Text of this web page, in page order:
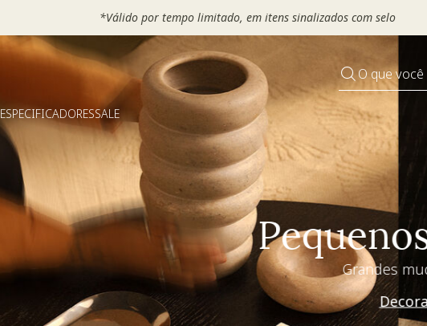
Escolha seu VOUCHER e ganhe até 30% OFF*: useMOVEL30, TEXTIL30 OU
O que
ESPECIFICADORESSALE
Pequenos rituais
Grandes mudanças
Decorar